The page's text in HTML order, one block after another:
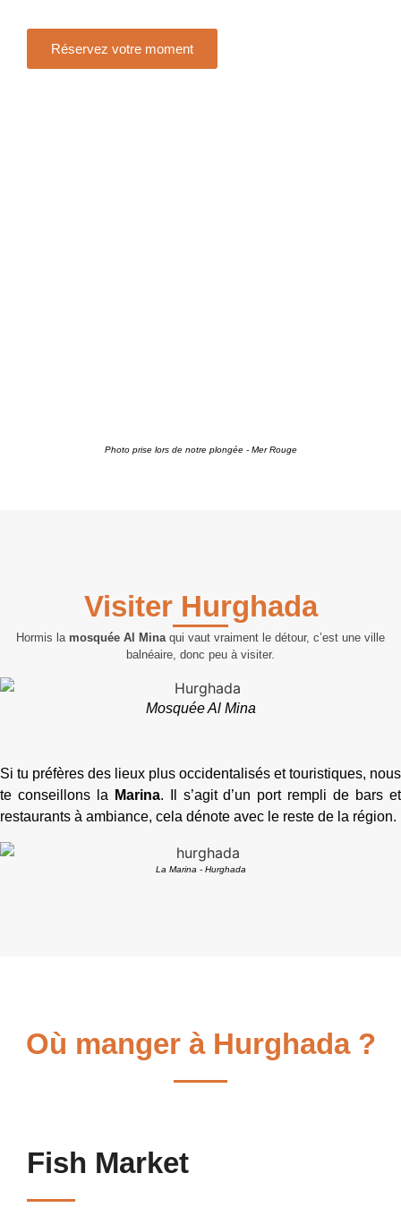
Réservez votre moment
Photo prise lors de notre plongée - Mer Rouge
Visiter Hurghada
Hormis la mosquée Al Mina qui vaut vraiment le détour, c’est une ville
balnéaire, donc peu à visiter.
Mosquée Al Mina
Si tu préfères des lieux plus occidentalisés et touristiques, nous
te conseillons la
Marina. Il s’agit d’un port rempli de bars et
restaurants à ambiance, cela dénote avec le reste de la région.
La Marina - Hurghada
Où manger à Hurghada ?
Fish Market